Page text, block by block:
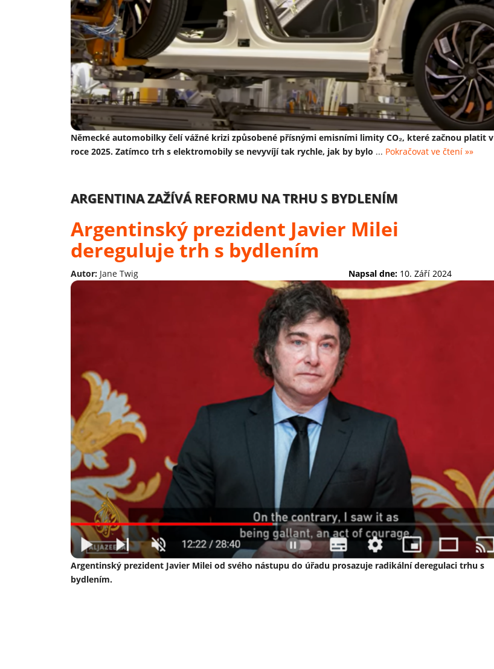
Německé automobilky čelí vážné krizi způsobené přísnými emisními limity CO₂, které začnou platit v
roce 2025. Zatímco trh s elektromobily se nevyvíjí tak rychle, jak by bylo ... Pokračovat ve čtení »»
ARGENTINA ZAŽÍVÁ REFORMU NA TRHU S BYDLENÍM
Argentinský prezident Javier Milei
dereguluje trh s bydlením
Autor: Jane Twig Napsal dne: 10. Září 2024
Argentinský prezident Javier Milei od svého nástupu do úřadu prosazuje radikální deregulaci trhu s
bydlením.